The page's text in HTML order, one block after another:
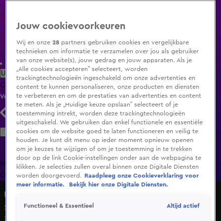
Uitzending Gemist Populaire programma's Zenders Genres
ClipsFilmsRadioSmart TV inlogShop
Volg KIJK
Zoeken
HomeUitzending Gemist Programma's De Bondgenoten
OranjezomerLivestreamsShop
Undercover in Nederland
Seizoen 21, aflevering 10
25 mei 2025, 21:28
Jouw cookievoorkeuren
Wij en onze28 partners gebruiken cookies en vergelijkbare
technieken om informatie te verzamelen over jou als gebruiker
van onze website(s), jouw gedrag en jouw apparaten. Als je
„Alle cookies accepteren” selecteert, worden
trackingtechnologieën ingeschakeld om onze advertenties en
content te kunnen personaliseren, onze producten en diensten
te verbeteren en om de prestaties van advertenties en content
te meten. Als je „Huidige keuze opslaan” selecteert of je
toestemming intrekt, worden deze trackingtechnologieën
uitgeschakeld. We gebruiken dan enkel functionele en essentiële
cookies om de website goed te laten functioneren en veilig te
houden. Je kunt dit menu op ieder moment opnieuw openen
om je keuzes te wijzigen of om je toestemming in te trekken
door op de link Cookie-instellingen onder aan de webpagina te
klikken. Je selecties zullen overal binnen onze Digitale Diensten
worden doorgevoerd.
Raadpleeg onze Cookieverklaring voor
meer informatie.
Bekijk hier onze Digitale Diensten.
Functioneel & Essentieel Altijd actief